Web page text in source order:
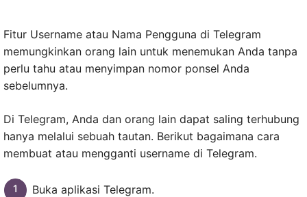
Fitur Username atau Nama Pengguna di Telegram
memungkinkan orang lain untuk menemukan Anda tanpa
perlu tahu atau menyimpan nomor ponsel Anda
sebelumnya.
Di Telegram, Anda dan orang lain dapat saling terhubung
hanya melalui sebuah tautan. Berikut bagaimana cara
membuat atau mengganti username di Telegram.
Buka aplikasi Telegram.